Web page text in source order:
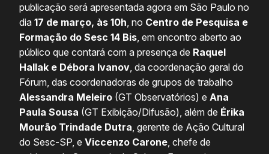
publicação será apresentada agora em São Paulo no
dia 17 de março, às 10h , no Centro de Pesquisa e
Formação do Sesc 14 Bis , em encontro aberto ao
público que contará com a presença de Raquel
Hallak e Débora Ivanov , da coordenação geral do
Fórum, das coordenadoras de grupos de trabalho
Alessandra Meleiro (GT Observatórios) e Ana
Paula Sousa (GT Exibição/Difusão), além de Érika
Mourão Trindade Dutra , gerente de Ação Cultural
do Sesc-SP, e Viccenzo Carone , chefe de